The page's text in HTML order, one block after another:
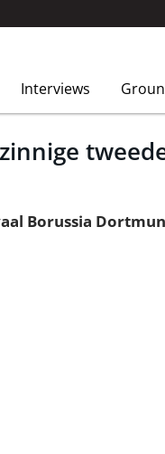
Interviews
Borussia